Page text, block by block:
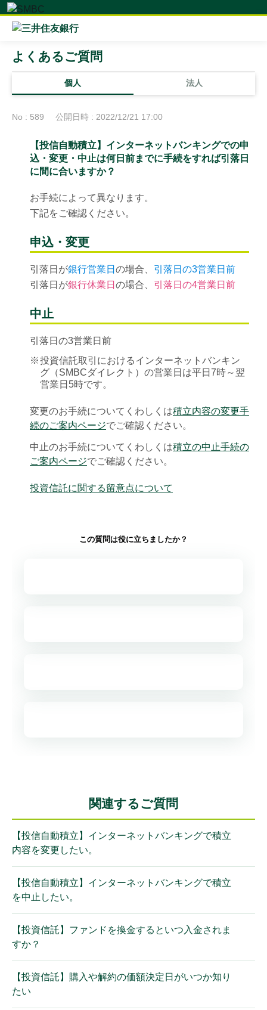
個人 法人
よくあるご質問
No : 589 公開日時 : 2022/12/21 17:00
【投信自動積立】インターネットバンキングでの申
込・変更・中止は何日前までに手続をすれば引落日
に間に合いますか？
お手続によって異なります。
下記をご確認ください。
申込・変更
引落日が銀行営業日 の場合、 引落日の3営業日前
引落日が銀行休業日 の場合、 引落日の4営業日前
中止
引落日の3営業日前
※投資信託取引におけるインターネットバンキン
グ（SMBCダイレクト）の営業日は平日7時～翌
営業日5時です。
変更のお手続についてくわしくは積立内容の変更手
続のご案内ページでご確認ください。
中止のお手続についてくわしくは積立の中止手続の
ご案内ページでご確認ください。
投資信託に関する留意点について
この質問は役に立ちましたか？
関連するご質問
【投信自動積立】インターネットバンキングで積立
内容を変更したい。
【投信自動積立】インターネットバンキングで積立
を中止したい。
【投資信託】ファンドを換金するといつ入金されま
すか？
【投資信託】購入や解約の価額決定日がいつか知り
たい